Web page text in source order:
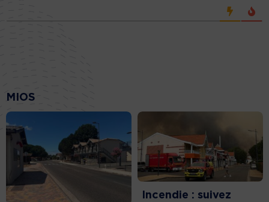
MIOS
Incendie : suivez